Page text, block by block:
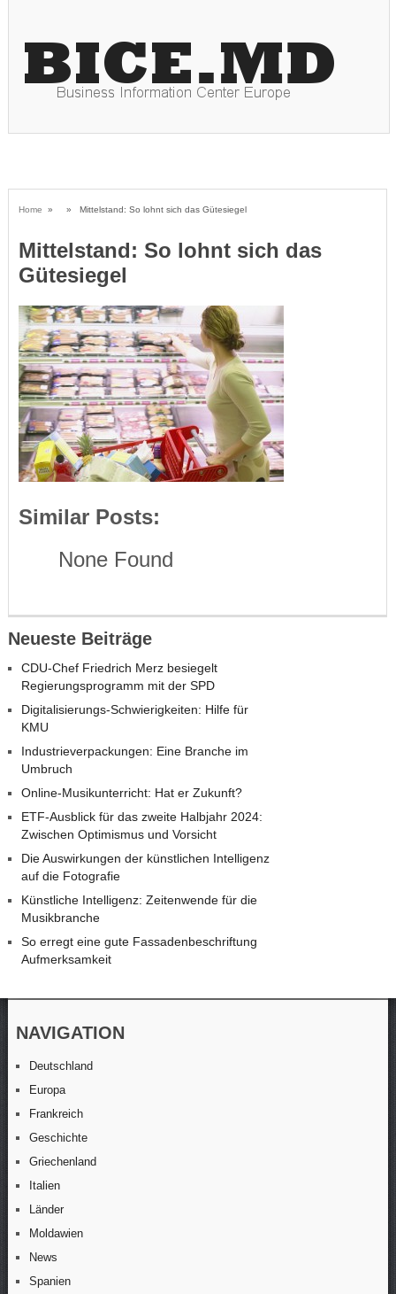
Home » » Mittelstand: So lohnt sich das Gütesiegel
Mittelstand: So lohnt sich das
Gütesiegel
Similar Posts:
None Found
Neueste Beiträge
CDU-Chef Friedrich Merz besiegelt
Regierungsprogramm mit der SPD
Digitalisierungs-Schwierigkeiten: Hilfe für
KMU
Industrieverpackungen: Eine Branche im
Umbruch
Online-Musikunterricht: Hat er Zukunft?
ETF-Ausblick für das zweite Halbjahr 2024:
Zwischen Optimismus und Vorsicht
Die Auswirkungen der künstlichen Intelligenz
auf die Fotografie
Künstliche Intelligenz: Zeitenwende für die
Musikbranche
So erregt eine gute Fassadenbeschriftung
Aufmerksamkeit
NAVIGATION
Deutschland
Europa
Frankreich
Geschichte
Griechenland
Italien
Länder
Moldawien
News
Spanien